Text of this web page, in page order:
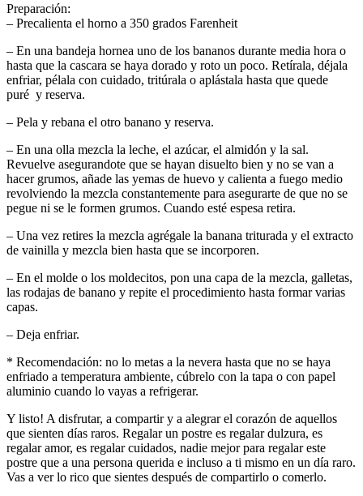
Preparación:
– Precalienta el horno a 350 grados Farenheit
– En una bandeja hornea uno de los bananos durante media hora o
hasta que la cascara se haya dorado y roto un poco. Retírala, déjala
enfriar, pélala con cuidado, tritúrala o aplástala hasta que quede
puré y reserva.
– Pela y rebana el otro banano y reserva.
– En una olla mezcla la leche, el azúcar, el almidón y la sal.
Revuelve asegurandote que se hayan disuelto bien y no se van a
hacer grumos, añade las yemas de huevo y calienta a fuego medio
revolviendo la mezcla constantemente para asegurarte de que no se
pegue ni se le formen grumos. Cuando esté espesa retira.
– Una vez retires la mezcla agrégale la banana triturada y el extracto
de vainilla y mezcla bien hasta que se incorporen.
– En el molde o los moldecitos, pon una capa de la mezcla, galletas,
las rodajas de banano y repite el procedimiento hasta formar varias
capas.
– Deja enfriar.
* Recomendación: no lo metas a la nevera hasta que no se haya
enfriado a temperatura ambiente, cúbrelo con la tapa o con papel
aluminio cuando lo vayas a refrigerar.
Y listo! A disfrutar, a compartir y a alegrar el corazón de aquellos
que sienten días raros. Regalar un postre es regalar dulzura, es
regalar amor, es regalar cuidados, nadie mejor para regalar este
postre que a una persona querida e incluso a ti mismo en un día raro.
Vas a ver lo rico que sientes después de compartirlo o comerlo.